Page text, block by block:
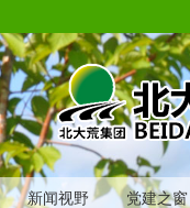
新闻视野 党建之窗